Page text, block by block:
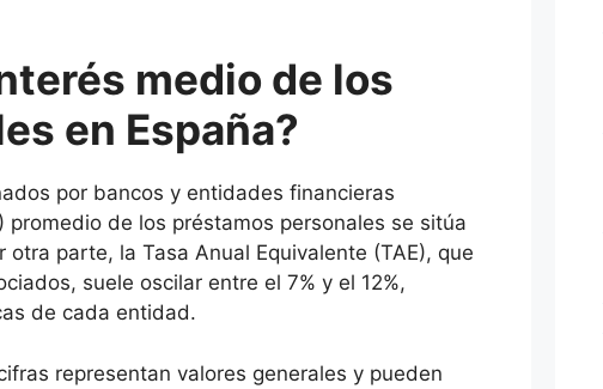
medio de los
en España?
por bancos y entidades financieras
de los préstamos personales se sitúa
parte, la Tasa Anual Equivalente (TAE), que
suele oscilar entre el 7% y el 12%,
de cada entidad.
representan valores generales y pueden